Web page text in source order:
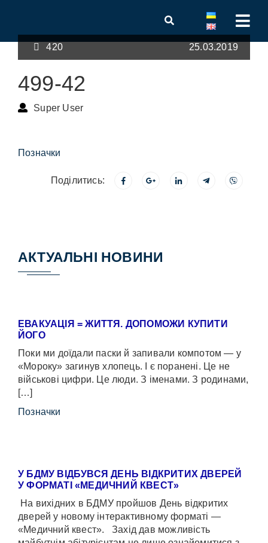
420 25.03.2019
499-42
Super User
Позначки
Поділитись:
АКТУАЛЬНІ НОВИНИ
ЕВАКУАЦІЯ = ЖИТТЯ. ДОПОМОЖИ КУПИТИ
ЙОГО
Поки ми доїдали паски й запивали компотом — у
«Мороку» загинув хлопець. І є поранені. Це не
військові цифри. Це люди. З іменами. З родинами,
[…]
Позначки
У БДМУ ВІДБУВСЯ ДЕНЬ ВІДКРИТИХ ДВЕРЕЙ
У ФОРМАТІ «МЕДИЧНИЙ КВЕСТ»
На вихідних в БДМУ пройшов День відкритих
дверей у новому інтерактивному форматі —
«Медичний квест». Захід дав можливість